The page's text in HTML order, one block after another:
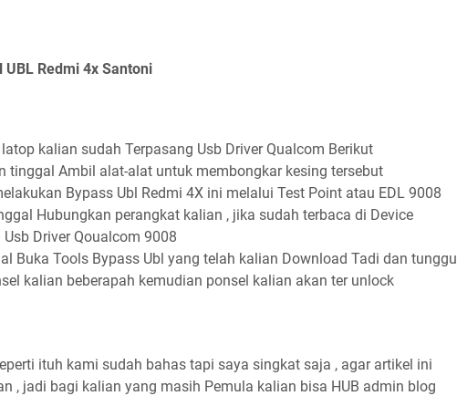
Redmi 4x Santoni
kalian sudah Terpasang Usb Driver Qualcom Berikut
tinggal Ambil alat-alat untuk membongkar kesing tersebut
Bypass Ubl Redmi 4X ini melalui Test Point atau EDL 9008
Hubungkan perangkat kalian , jika sudah terbaca di Device
Driver Qoualcom 9008
Buka Tools Bypass Ubl yang telah kalian Download Tadi dan tunggu
kalian beberapah kemudian ponsel kalian akan ter unlock
ituh kami sudah bahas tapi saya singkat saja , agar artikel ini
, jadi bagi kalian yang masih Pemula kalian bisa HUB admin blog